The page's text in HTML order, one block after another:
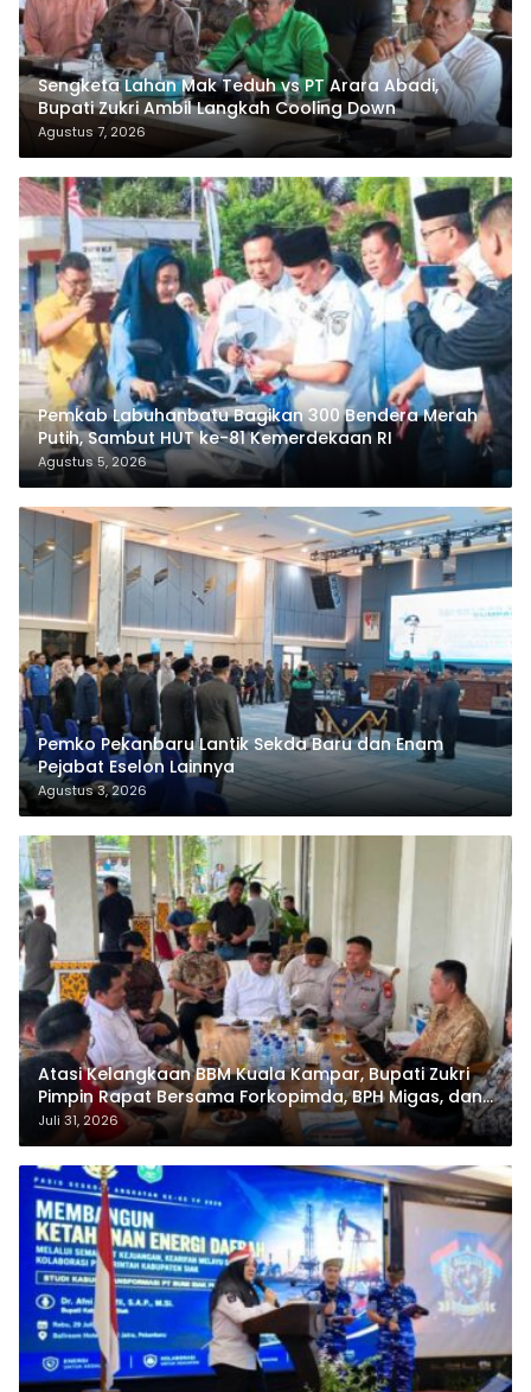
Sengketa Lahan Mak Teduh vs PT Arara Abadi,
Bupati Zukri Ambil Langkah Cooling Down
Agustus 7, 2026
Pemkab Labuhanbatu Bagikan 300 Bendera Merah
Putih, Sambut HUT ke-81 Kemerdekaan RI
Agustus 5, 2026
Pemko Pekanbaru Lantik Sekda Baru dan Enam
Pejabat Eselon Lainnya
Agustus 3, 2026
Atasi Kelangkaan BBM Kuala Kampar, Bupati Zukri
Pimpin Rapat Bersama Forkopimda, BPH Migas, dan
Pertamina
Juli 31, 2026